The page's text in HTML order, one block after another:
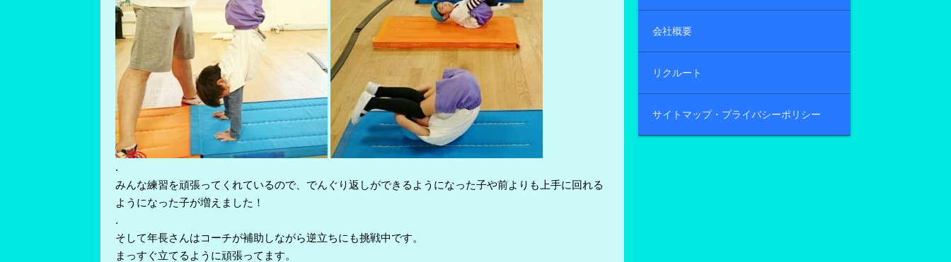
.
みんな練習を頑張ってくれているので、でんぐり返しができるようになった子や前よりも上手に回れる
ようになった子が増えました！
.
そして年長さんはコーチが補助しながら逆立ちにも挑戦中です。
まっすぐ立てるように頑張ってます。
会社概要
リクルート
サイトマップ・プライバシーポリシー